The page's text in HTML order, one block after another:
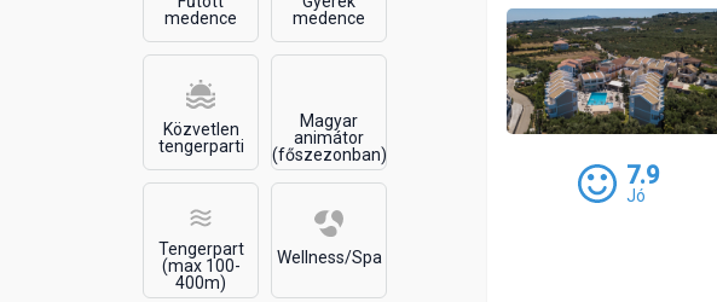
medence
medence
Közvetlen
tengerparti
Magyar
animátor
(főszezonban)
Tengerpart
(max 100-
400m)
Wellness/Spa
7.9
Jó